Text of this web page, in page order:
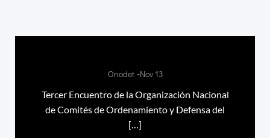
Onodet -Nov 13
Tercer Encuentro de la Organización Nacional
de Comités de Ordenamiento y Defensa del
[…]